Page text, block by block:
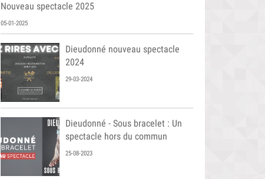
Nouveau spectacle 2025
05-01-2025
Dieudonné nouveau spectacle
2024
29-03-2024
Dieudonné - Sous bracelet : Un
spectacle hors du commun
25-08-2023